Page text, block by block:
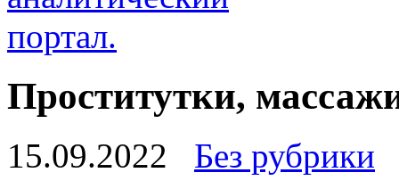
Проститутки,
15.09.2022
Без рубрики